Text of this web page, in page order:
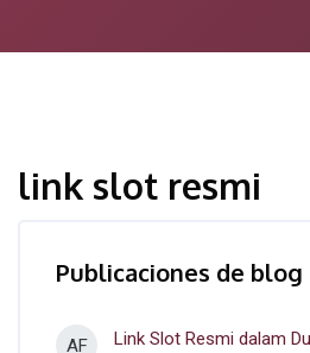
link slot resmi
Publicaciones de blog
AF
Link Slot Resmi dalam